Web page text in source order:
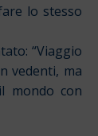
lo stesso
“Viaggio
vedenti, ma
mondo con